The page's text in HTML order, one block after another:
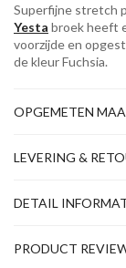
Superfijne stretch
Yesta broek heeft
voorzijde en
de kleur Fuchsia.
OPGEMETEN
LEVERING &
DETAIL
PRODUCT